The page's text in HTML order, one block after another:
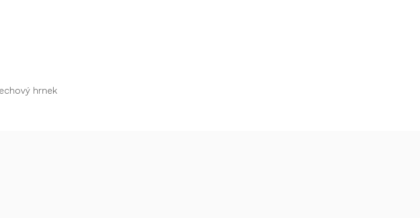
Rychlý náhled
hrnek